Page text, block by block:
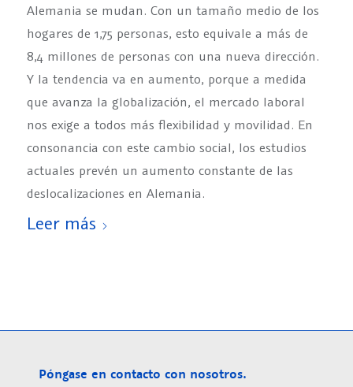
Alemania se mudan. Con un tamaño medio de los
hogares de 1,75 personas, esto equivale a más de
8,4 millones de personas con una nueva dirección.
Y la tendencia va en aumento, porque a medida
que avanza la globalización, el mercado laboral
nos exige a todos más flexibilidad y movilidad. En
consonancia con este cambio social, los estudios
actuales prevén un aumento constante de las
deslocalizaciones en Alemania.
Leer más
Póngase en contacto con nosotros.